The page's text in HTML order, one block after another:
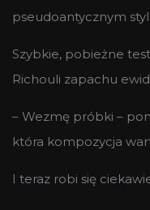
pseudoantycznym
Szybkie, pobieżne
Richouli zapachu
– Wezmę próbki –
która kompozycja
I teraz robi się